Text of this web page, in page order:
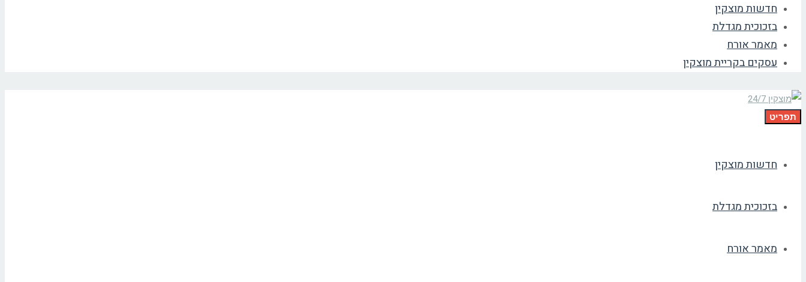
חדשות מוצקין
בזכוכית מגדלת
מאמר אורח
עסקים בקריית מוצקין
תפריט
חדשות מוצקין
בזכוכית מגדלת
מאמר אורח